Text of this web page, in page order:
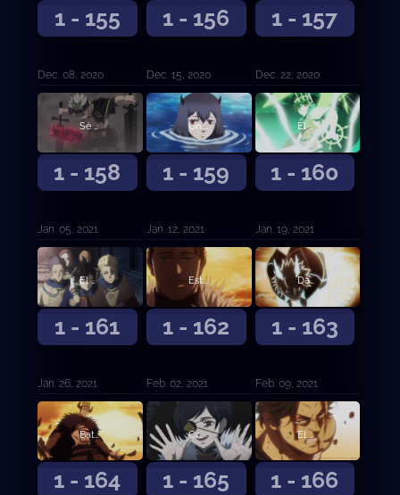
1 - 155
Dec. 08, 2020
1 - 156
Dec. 15, 2020
1 - 157
Dec. 22, 2020
1 - 158
Se abre el telón de esperanza y desesperación
Jan. 05, 2021
1 - 159
Un lago tranquilo y la sombra del bosque
Jan. 12, 2021
1 - 160
El mensajero del Reino de la Pica
Jan. 19, 2021
1 - 161
El poder de Zenon
Jan. 26, 2021
1 - 162
Estalla una gran batalla
Feb. 02, 2021
1 - 163
Dante contra el capitán de los Toros Negros
Feb. 09, 2021
1 - 164
Batalla en el Reino del Corazón
1 - 165
Cruzada de agua
1 - 166
El capitán Yami Sukehiro